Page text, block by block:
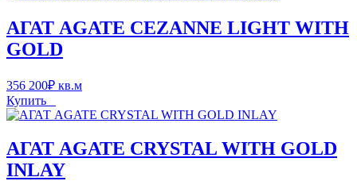
АГАТ AGATE CEZANNE LIGHT WITH
GOLD
356 200₽ кв.м
Купить
АГАТ AGATE CRYSTAL WITH GOLD
INLAY